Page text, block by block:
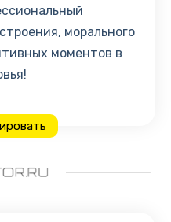
морального
моментов в